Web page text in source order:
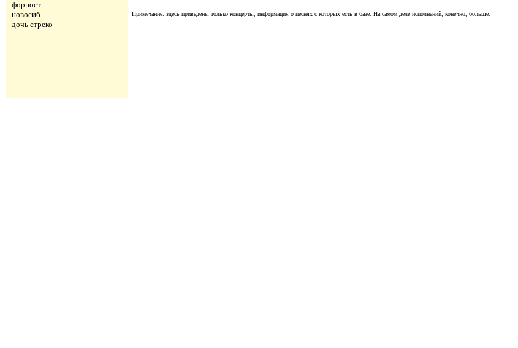
форпост
новосиб
дочь стреко
Примечание: здесь приведены только концерты, информация о песнях с которых есть в базе. На самом деле исполнений, конечно, больше.